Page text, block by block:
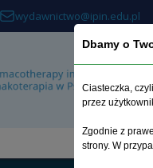
wydawnictwo@ipin.edu.pl
Dbamy o
Ciasteczka,
przez
Zgodnie z
strony. W